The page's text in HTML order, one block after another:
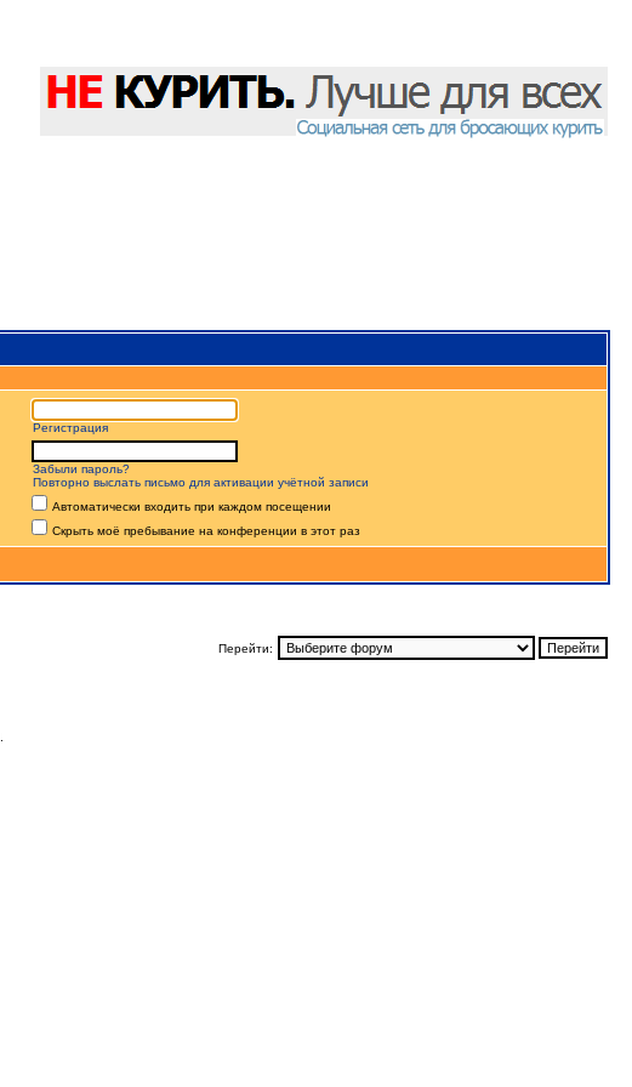
Регистрация
Забыли пароль?
Повторно выслать письмо для активации учётной записи
Автоматически входить при каждом посещении
Скрыть моё пребывание на конференции в этот раз
Перейти: